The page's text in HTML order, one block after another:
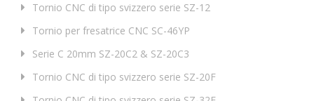
Tornio CNC di tipo svizzero serie SZ-12
Tornio per fresatrice CNC SC-46YP
Serie C 20mm SZ-20C2 & SZ-20C3
Tornio CNC di tipo svizzero serie SZ-20F